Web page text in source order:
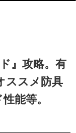
』攻略。有
ススメ防具
能等。